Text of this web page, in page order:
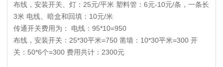
布线，安装开关、灯：25元/平米 塑料管：6元-10元/条，一条长
3米 电线、暗盒和回填：10元/米
传通开关费用为： 电线：95*10=950
布线，安装开关：25*30平米=750 凿墙：10*30平米=300 开
关：50*6个=300 费用共计：2300元